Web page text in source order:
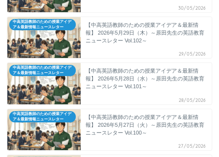
30/05/2026
中高英語教師のための授業アイデ
ア＆最新情報ニュースレター
【中高英語教師のための授業アイデア＆最新情
報】 2026年5月29日（木）～原田先生の英語教育
ニュースレター Vol.102～
29/05/2026
中高英語教師のための授業アイデ
ア＆最新情報ニュースレター
【中高英語教師のための授業アイデア＆最新情
報】 2026年5月28日（水）～原田先生の英語教育
ニュースレター Vol.101～
28/05/2026
中高英語教師のための授業アイデ
ア＆最新情報ニュースレター
【中高英語教師のための授業アイデア＆最新情
報】 2026年5月27日（火）～原田先生の英語教育
ニュースレター Vol.100～
27/05/2026